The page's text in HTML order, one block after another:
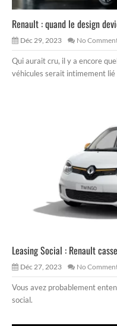
Renault : quand le design
Déc 29, 2023 No
Qui aurait cru, il y a encore
véhicules serait intimement
Leasing Social : Renault
Déc 27, 2023 No
Vous avez probablement
social.